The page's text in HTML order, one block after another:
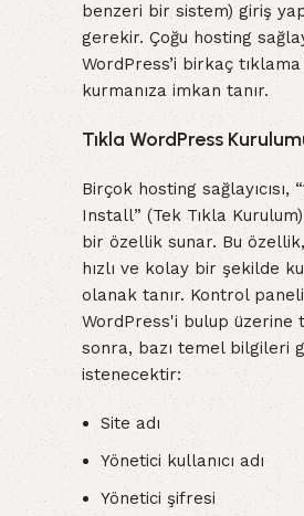
benzeri bir sistem) giriş
gerekir. Çoğu hosting
WordPress’i birkaç
kurmanıza imkan tanır.
Tıkla WordPress
Birçok hosting sağlayıcısı,
Install” (Tek Tıkla
bir özellik sunar. Bu
hızlı ve kolay bir şekilde
olanak tanır. Kontrol
WordPress'i bulup üzerine
sonra, bazı temel bilgileri
istenecektir:
Site adı
Yönetici kullanıcı adı
Yönetici şifresi